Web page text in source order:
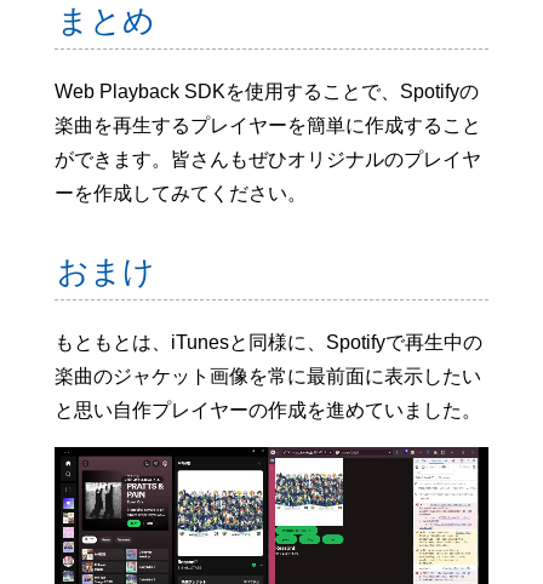
{
"height" : 300,
"width": 300,
"size": "UNKNOWN"
},
{
"url"
},
"url" : "https://
"height": 640,
"width" : 640 ,
"size": "LARGE"
},
"is_playable"
true,
"metadata": {
},
        ...
まとめ
Web Playback SDKを使用することで、Spotifyの
楽曲を再生するプレイヤーを簡単に作成すること
ができます。皆さんもぜひオリジナルのプレイヤ
ーを作成してみてください。
おまけ
もともとは、iTunesと同様に、Spotifyで再生中の
楽曲のジャケット画像を常に最前面に表示したい
と思い自作プレイヤーの作成を進めていました。